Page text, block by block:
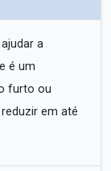
a
é um
furto ou
em até